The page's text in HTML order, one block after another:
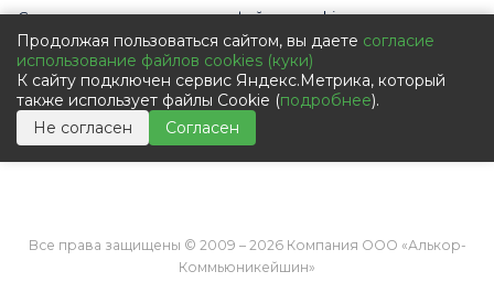
Cогласие на использование файлов cookies
Обработка персональных данных с помощью сервиса
«Яндекс.Метрика»
Политика в отношении обработки персональных данных
Пользовательское соглашение
Согласие на обработку персональных данных
Все права защищены © 2009 – 2026 Компания ООО «Алькор-
Коммьюникейшин»
Продолжая пользоваться сайтом, вы даете согласие
использование файлов cookies (куки)
К сайту подключен сервис Яндекс.Метрика, который
также использует файлы Cookie (подробнее).
Не согласен
Согласен